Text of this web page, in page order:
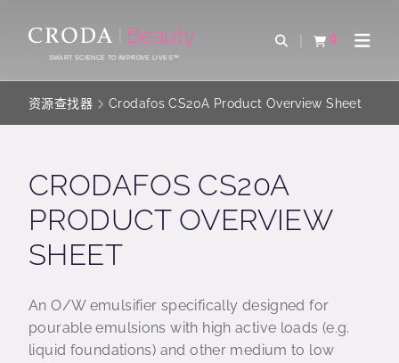
CONTENTSMART SCIENCE TO IMPROVE LIVES™
Open Search
0
查看购物车Open
资源查找器 Crodafos CS20A Product Overview Sheet
CRODAFOS CS20A
PRODUCT OVERVIEW
SHEET
An O/W emulsifier specifically designed for
pourable emulsions with high active loads (e.g.
liquid foundations) and other medium to low